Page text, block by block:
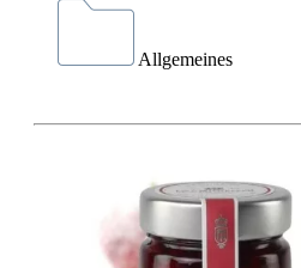
Allgemeines